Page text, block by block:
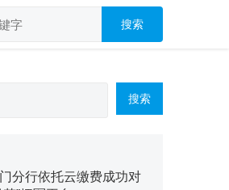
搜索
搜索
分行依托云缴费成功对